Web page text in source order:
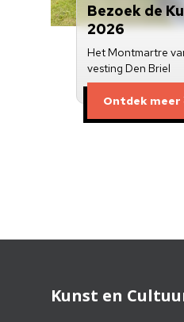
Bezoek de
2026
Het Montmartre
vesting Den Briel
Ontdek meer
Kunst en